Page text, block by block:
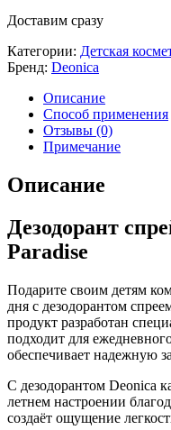
Доставим сразу
Категории: Детская
Бренд: Deonica
Описание
Способ применения
Отзывы (0)
Примечание
Описание
Дезодорант
Paradise
Подарите своим детям
дня с дезодорантом
продукт разработан
подходит для
обеспечивает надежную
С дезодорантом Deonica
летнем настроении
создаёт ощущение